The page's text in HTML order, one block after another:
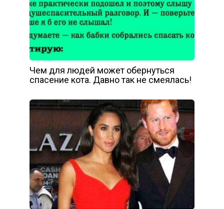
Чем для людей может обернуться
спасение кота. Давно так не смеялась!